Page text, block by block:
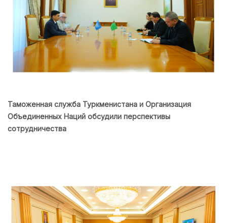
Таможенная служба Туркменистана и Организация
Объединенных Наций обсудили перспективы
сотрудничества